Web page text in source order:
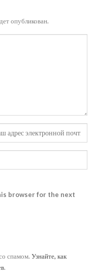
опубликован.
browser for the next
спамом. Узнайте, как
.